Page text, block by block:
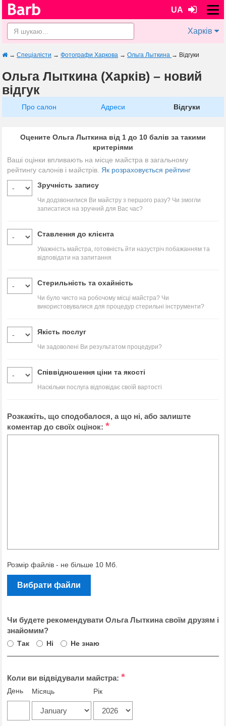
UA
Харків
→ Спеціалісти → Фотографи Харкова → Ольга Лыткина → Відгуки
Ольга Лыткина (Харків) – новий
відгук
Про салон Адреси Відгуки
Оцените Ольга Лыткина від 1 до 10 балів за такими
критеріями
Ваші оцінки впливають на місце майстра в загальному
рейтингу салонів і майстрів. Як розраховується рейтинг
Зручність запису
Чи додзвонилися Ви майстру з першого разу? Чи змогли
записатися на зручний для Вас час?
Ставлення до клієнта
Уважність майстра, готовність йти назустріч побажанням та
відповідати на запитання
Стерильність та охайність
Чи було чисто на робочому місці майстра? Чи
використовувалися для процедур стерильні інструменти?
Якість послуг
Чи задоволені Ви результатом процедури?
Співвідношення ціни та якості
Наскільки послуга відповідає своїй вартості
Розкажіть, що сподобалося, а що ні, або залиште
коментар до своїх оцінок: *
Розмір файлів - не більше 10 Мб.
Вибрати файли
Чи будете рекомендувати Ольга Лыткина своїм друзям і
знайомим?
Так Ні Не знаю
Коли ви відвідували майстра: *
День Місяць Рік